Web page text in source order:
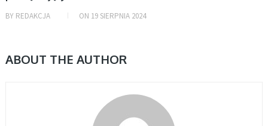
BY REDAKCJA ON 19 SIERPNIA 2024
ABOUT THE AUTHOR